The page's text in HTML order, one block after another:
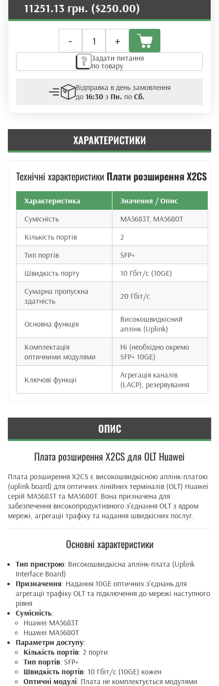
11251.13 грн. ($250.00)
-
розширення
Huawei
X2CS
(UPLINK)
+
Задати питання
по товару
Відправка в день замовлення
до 16:30з Пн. по Сб.
ХАРАКТЕРИСТИКИ
Технічні характеристики Плати розширення X2CS
Характеристика
Значення / Опис
Сумісність
MA5683T, MA5680T
Кількість портів
2
Тип портів
SFP+
Швидкість порту
10 Гбіт/с (10GE)
Сумарна пропускна
здатність
20 Гбіт/с
Основна функція
Високошвидкісний
аплінк (Uplink)
Комплектація
оптичними модулями
Ні (необхідно окремо
SFP+ 10GE)
Ключові функції
Агрегація каналів
(LACP), резервування
ОПИС
Плата розширення X2CS для OLT Huawei
Плата розширення X2CS є високошвидкісною аплінк-платою
(uplink board) для оптичних лінійних терміналів (OLT) Huawei
серій MA5683T та MA5680T. Вона призначена для
забезпечення високопродуктивного з'єднання OLT з ядром
мережі, агрегації трафіку та надання швидкісних послуг.
Основні характеристики
Тип пристрою: Високошвидкісна аплінк-плата (Uplink
Interface Board)
Призначення: Надання 10GE оптичних з'єднань для
агрегації трафіку OLT та підключення до мережі наступного
рівня
Сумісність:
Huawei MA5683T
Huawei MA5680T
Параметри доступу:
Кількість портів: 2 порти
Тип портів: SFP+
Швидкість портів: 10 Гбіт/с (10GE) кожен
Оптичні модулі: Плата не комплектується модулями